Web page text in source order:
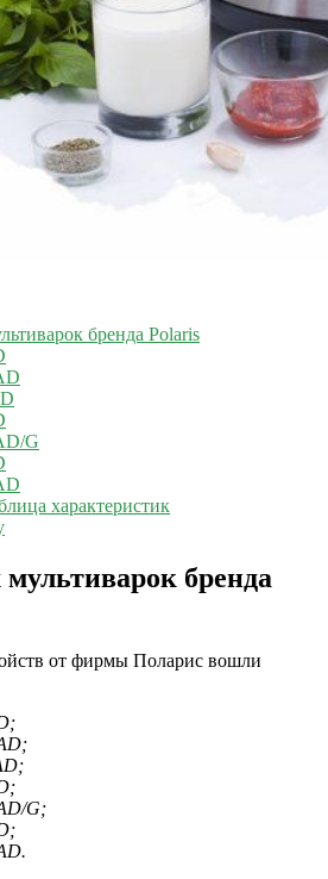
бренда Polaris
G
характеристик
бренда
от фирмы Поларис вошли
G;